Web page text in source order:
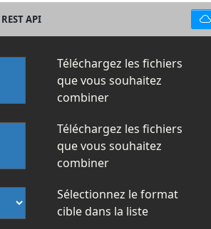
API
Téléchargez les fichiers
que vous souhaitez
combiner
Téléchargez les fichiers
que vous souhaitez
combiner
Sélectionnez le format
cible dans la liste